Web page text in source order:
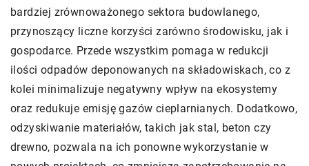
bardziej zrównoważonego sektora budowlanego,
przynoszący liczne korzyści zarówno środowisku, jak i
gospodarce. Przede wszystkim pomaga w redukcji
ilości odpadów deponowanych na składowiskach, co z
kolei minimalizuje negatywny wpływ na ekosystemy
oraz redukuje emisję gazów cieplarnianych. Dodatkowo,
odzyskiwanie materiałów, takich jak stal, beton czy
drewno, pozwala na ich ponowne wykorzystanie w